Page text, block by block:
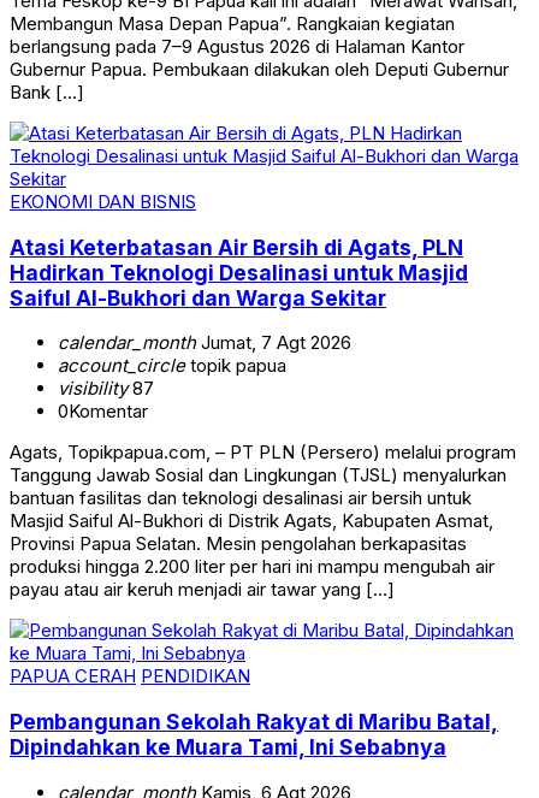
Membangun Masa Depan Papua”. Rangkaian kegiatan
berlangsung pada 7–9 Agustus 2026 di Halaman Kantor
Gubernur Papua. Pembukaan dilakukan oleh Deputi Gubernur
Bank […]
EKONOMI DAN BISNIS
Atasi Keterbatasan Air Bersih di Agats, PLN
Hadirkan Teknologi Desalinasi untuk Masjid
Saiful Al-Bukhori dan Warga Sekitar
calendar_monthJumat, 7 Agt 2026
account_circletopik papua
visibility87
0Komentar
Agats, Topikpapua.com, – PT PLN (Persero) melalui program
Tanggung Jawab Sosial dan Lingkungan (TJSL) menyalurkan
bantuan fasilitas dan teknologi desalinasi air bersih untuk
Masjid Saiful Al-Bukhori di Distrik Agats, Kabupaten Asmat,
Provinsi Papua Selatan. Mesin pengolahan berkapasitas
produksi hingga 2.200 liter per hari ini mampu mengubah air
payau atau air keruh menjadi air tawar yang […]
PAPUA CERAH PENDIDIKAN
Pembangunan Sekolah Rakyat di Maribu Batal,
Dipindahkan ke Muara Tami, Ini Sebabnya
calendar_monthKamis, 6 Agt 2026